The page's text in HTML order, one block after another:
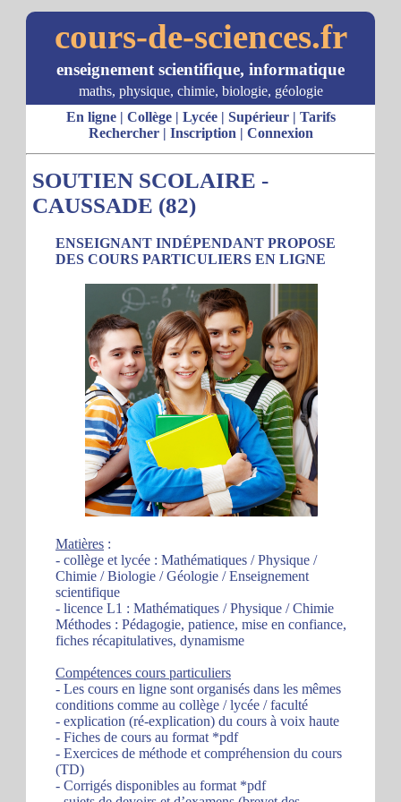
cours-de-sciences.fr
enseignement scientifique, informatique
maths, physique, chimie, biologie, géologie
En ligne| Collège| Lycée| Supérieur| Tarifs
Rechercher| Inscription | Connexion
SOUTIEN SCOLAIRE -
CAUSSADE (82)
ENSEIGNANT INDÉPENDANT PROPOSE
DES COURS PARTICULIERS EN LIGNE
Matières :
- collège et lycée : Mathématiques / Physique /
Chimie / Biologie / Géologie / Enseignement
scientifique
- licence L1 : Mathématiques / Physique / Chimie
Méthodes : Pédagogie, patience, mise en confiance,
fiches récapitulatives, dynamisme
Compétences cours particuliers
- Les cours en ligne sont organisés dans les mêmes
conditions comme au collège / lycée / faculté
- explication (ré-explication) du cours à voix haute
- Fiches de cours au format *pdf
- Exercices de méthode et compréhension du cours
(TD)
- Corrigés disponibles au format *pdf